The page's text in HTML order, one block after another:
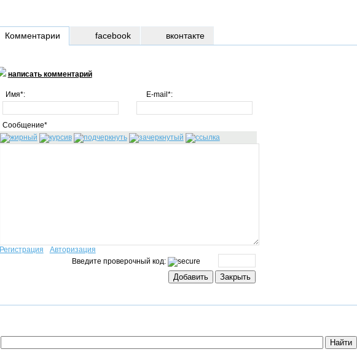
Комментарии
написать комментарий
Имя*: E-mail*:
Сообщение*
Регистрация
Авторизация
Введите проверочный код:
facebook вконтакте